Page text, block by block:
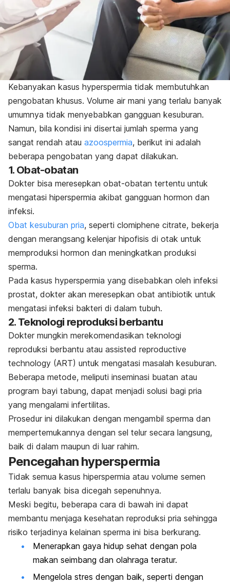
Kebanyakan kasus hyperspermia tidak membutuhkan
pengobatan khusus. Volume air mani yang terlalu banyak
umumnya tidak menyebabkan gangguan kesuburan.
Namun, bila kondisi ini disertai jumlah sperma yang
sangat rendah atau azoospermia, berikut ini adalah
beberapa pengobatan yang dapat dilakukan.
1. Obat-obatan
Dokter bisa meresepkan obat-obatan tertentu untuk
mengatasi hiperspermia akibat gangguan hormon dan
infeksi.
Obat kesuburan pria, seperti clomiphene citrate, bekerja
dengan merangsang kelenjar hipofisis di otak untuk
memproduksi hormon dan meningkatkan produksi
sperma.
Pada kasus hyperspermia yang disebabkan oleh infeksi
prostat, dokter akan meresepkan obat antibiotik untuk
mengatasi infeksi bakteri di dalam tubuh.
2. Teknologi reproduksi berbantu
Dokter mungkin merekomendasikan teknologi
reproduksi berbantu atau assisted reproductive
technology (ART) untuk mengatasi masalah kesuburan.
Beberapa metode, meliputi inseminasi buatan atau
program bayi tabung, dapat menjadi solusi bagi pria
yang mengalami infertilitas.
Prosedur ini dilakukan dengan mengambil sperma dan
mempertemukannya dengan sel telur secara langsung,
baik di dalam maupun di luar rahim.
Pencegahan hyperspermia
Tidak semua kasus hiperspermia atau volume semen
terlalu banyak bisa dicegah sepenuhnya.
Meski begitu, beberapa cara di bawah ini dapat
membantu menjaga kesehatan reproduksi pria sehingga
risiko terjadinya kelainan sperma ini bisa berkurang.
Menerapkan gaya hidup sehat dengan pola
makan seimbang dan olahraga teratur.
Mengelola stres dengan baik, seperti dengan